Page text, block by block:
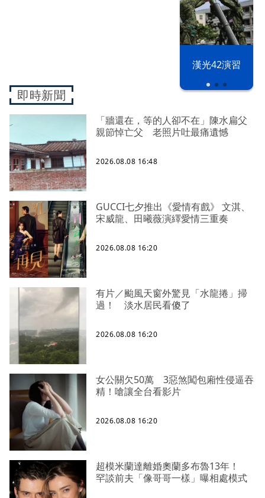
漢光42演習
即時新聞
「牆還在，等的人卻不在」陳水扁父
親節悼亡父 老照片吐最痛遺憾
2026.08.08 16:48
GUCCI七夕推出《愛情有戲》 文淇、
宋威龍、田曦薇演繹愛情三重奏
2026.08.08 16:20
有片／颱風天窗外驚見「水龍捲」掃
過！ 淡水居民看傻了
2026.08.08 16:20
女公關欠50萬 3惡煞闖包廂性侵逼吞
精！嗆讓全台看影片
2026.08.08 16:20
超模米蘭達離婚奧蘭多布魯13年！
罕談前夫「像哥哥一樣」曝相處模式